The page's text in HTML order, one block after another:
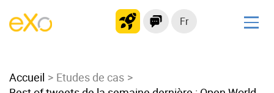
Fr
Intranet moderne
Accueil
Etudes de cas